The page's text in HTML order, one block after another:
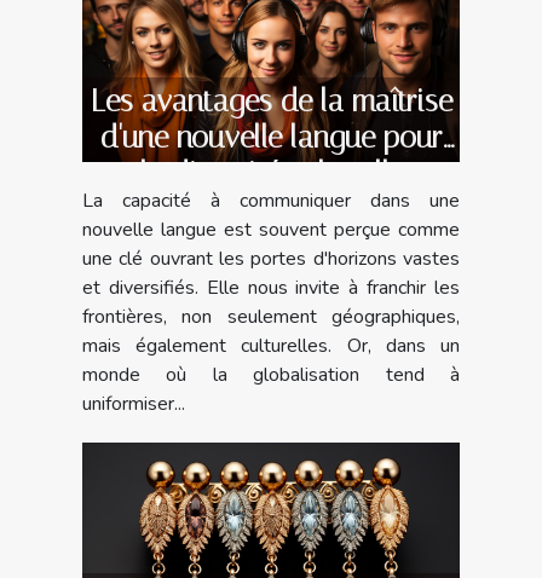
Les avantages de la maîtrise
d'une nouvelle langue pour
la diversité culturelle
La capacité à communiquer dans une
nouvelle langue est souvent perçue comme
une clé ouvrant les portes d'horizons vastes
et diversifiés. Elle nous invite à franchir les
frontières, non seulement géographiques,
mais également culturelles. Or, dans un
monde où la globalisation tend à
uniformiser...